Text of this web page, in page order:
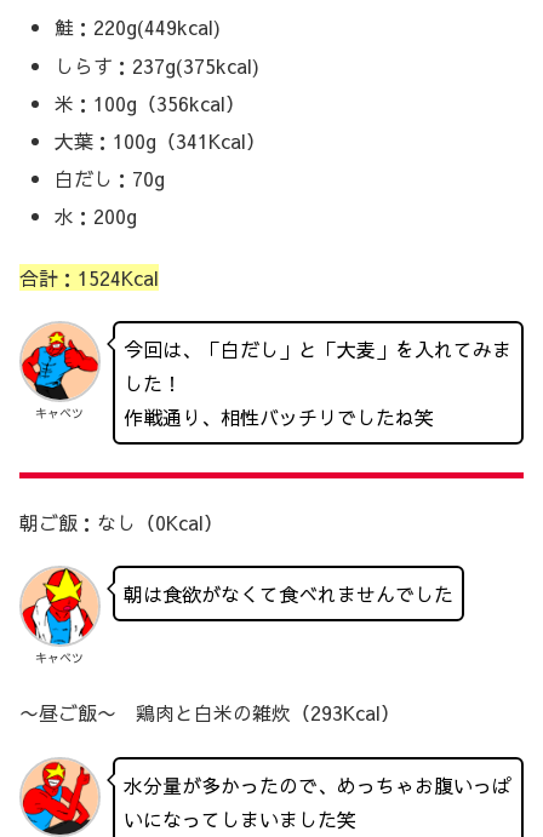
鮭：220g(449kcal)
しらす：237g(375kcal)
米：100g（356kcal）
大葉：100g（341Kcal）
白だし：70g
水：200g
合計：1524Kcal
キャベツ
今回は、「白だし」と「大麦」を入れてみま
した！
作戦通り、相性バッチリでしたね笑
朝ご飯：なし（0Kcal）
キャベツ
朝は食欲がなくて食べれませんでした
〜昼ご飯〜 鶏肉と白米の雑炊（293Kcal）
水分量が多かったので、めっちゃお腹いっぱ
いになってしまいました笑